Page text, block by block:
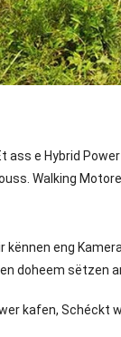
ass e Hybrid
Walking
eng
doheem sëtzen
kafen, Schéckt